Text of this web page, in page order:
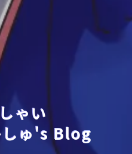
ゃい
しゅ's Blog